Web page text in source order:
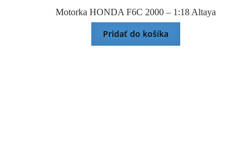
Motorka HONDA F6C 2000 – 1:18 Altaya
Pridať do košíka